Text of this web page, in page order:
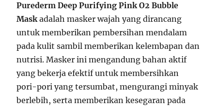
Purederm Deep Purifying Pink O2 Bubble
Maskadalah masker wajah yang dirancang
untuk memberikan pembersihan mendalam
pada kulit sambil memberikan kelembapan dan
nutrisi. Masker ini mengandung bahan aktif
yang bekerja efektif untuk membersihkan
pori-pori yang tersumbat, mengurangi minyak
berlebih, serta memberikan kesegaran pada